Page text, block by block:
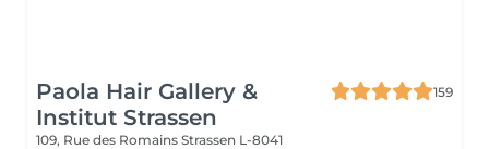
Paola Hair Gallery &
Institut Strassen
159
109, Rue des Romains Strassen L-8041